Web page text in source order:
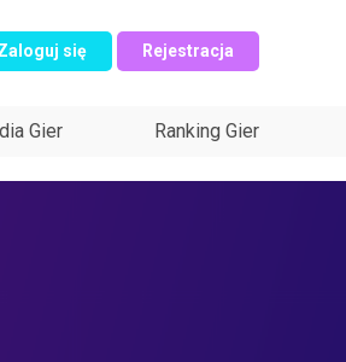
się Rejestracja
Gier Ranking Gier